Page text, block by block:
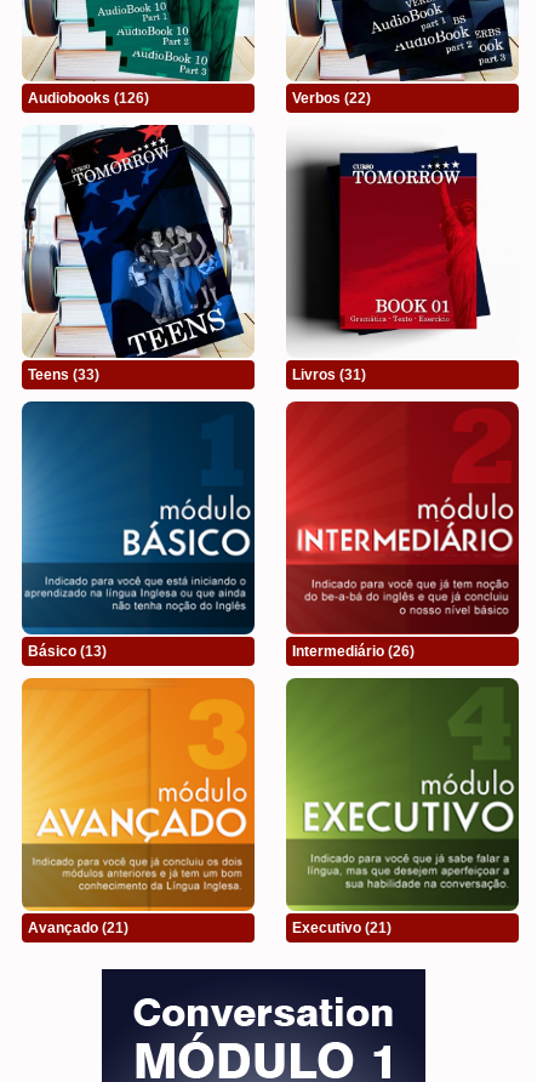
Audiobooks (126) Verbos(22)
Teens (33) Livros(31)
Básico (13) Intermediário(26)
Avançado (21) Executivo(21)